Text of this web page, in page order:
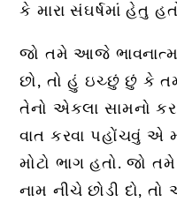
કે મારા સંઘર્ષમાં હેતુ
જો તમે આજે
છો, તો હું ઇચ્છું છું કે
તેનો એકલા સામનો
વાત કરવા પહોંચવું એ
મોટો ભાગ હતો. જો
નામ નીચે છોડી દો,